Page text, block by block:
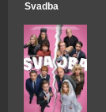
Svadba